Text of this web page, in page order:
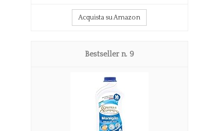
Acquista su Amazon
9